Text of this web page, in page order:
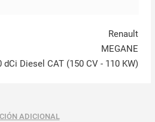
Renault
MEGANE
dCi Diesel CAT (150 CV - 110 KW)
ADICIONAL